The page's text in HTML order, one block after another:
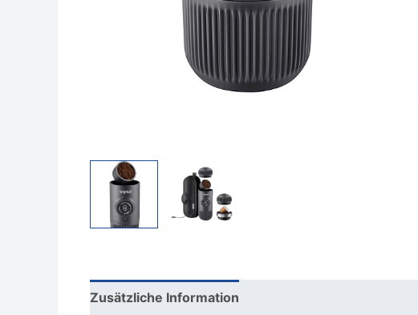
Zusätzliche Information